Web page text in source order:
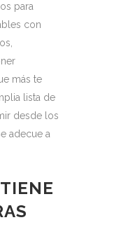
para
con
más te
lista de
desde los
adecue a